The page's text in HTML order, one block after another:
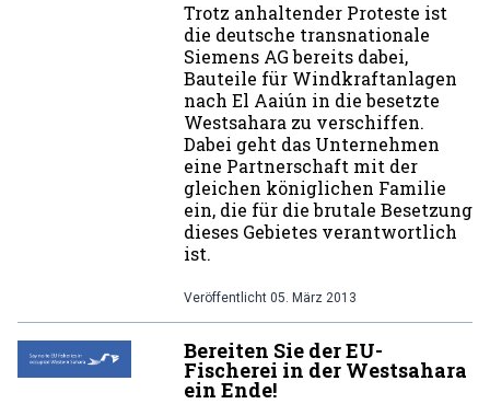
Trotz anhaltender Proteste ist
die deutsche transnationale
Siemens AG bereits dabei,
Bauteile für Windkraftanlagen
nach El Aaiún in die besetzte
Westsahara zu verschiffen.
Dabei geht das Unternehmen
eine Partnerschaft mit der
gleichen königlichen Familie
ein, die für die brutale Besetzung
dieses Gebietes verantwortlich
ist.
Veröffentlicht 05. März 2013
Bereiten Sie der EU-
Fischerei in der Westsahara
ein Ende!